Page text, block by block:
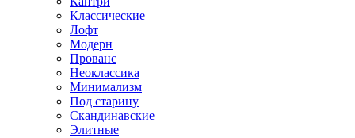
Классические
Лофт
Модерн
Прованс
Неоклассика
Минимализм
Под старину
Скандинавские
Элитные